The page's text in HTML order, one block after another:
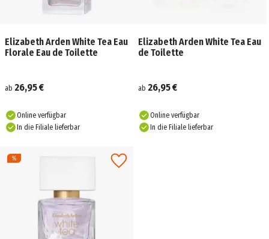
Elizabeth Arden White Tea Eau
Florale Eau de Toilette
ab 26,95 €
Online verfügbar
In die Filiale lieferbar
Elizabeth Arden White Tea Eau
de Toilette
ab 26,95 €
Online verfügbar
In die Filiale lieferbar